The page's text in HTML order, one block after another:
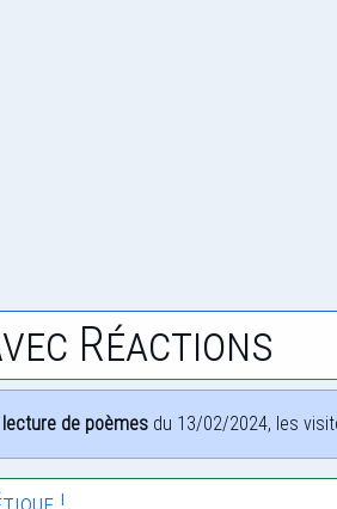
Réactions
lecture de poèmes du 13/02/2024, les
!